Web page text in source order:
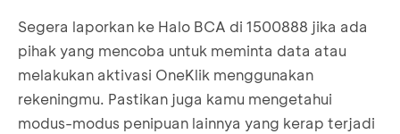
Segera laporkan ke Halo BCA di 1500888 jika ada
pihak yang mencoba untuk meminta data atau
melakukan aktivasi OneKlik menggunakan
rekeningmu. Pastikan juga kamu mengetahui
modus-modus penipuan lainnya yang kerap terjadi